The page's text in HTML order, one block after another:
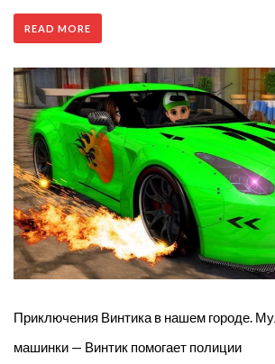
READ MORE
Приключения Винтика в нашем городе.
машинки — Винтик помогает полиции